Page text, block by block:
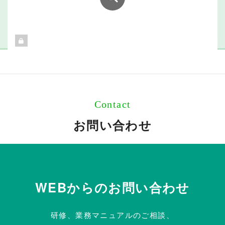
Contact
お問い合わせ
WEBからのお問い合わせ
研修、業務マニュアルのご相談、